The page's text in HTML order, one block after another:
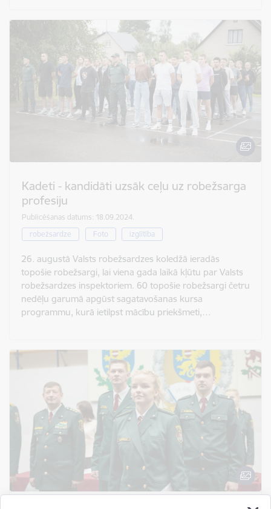
Kadeti - kandidāti uzsāk ceļu uz robežsarga
profesiju
Publicēšanas datums: 18.09.2024.
robežsardze
Foto izglītība
26. augustā Valsts robežsardzes koledžā ieradās
topošie robežsargi, lai viena gada laikā kļūtu par Valsts
robežsardzes inspektoriem. 60 topošie robežsargi četru
nedēļu garumā apgūst sagatavošanas kursa
programmu, kurā ietilpst mācību priekšmeti,…